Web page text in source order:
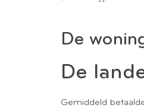
De
De
Gemiddeld